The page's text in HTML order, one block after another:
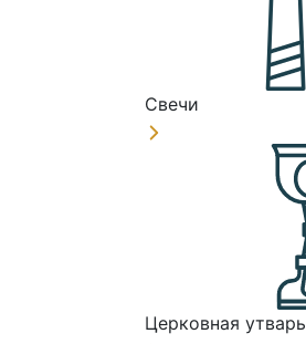
Свечи
Церковная утварь